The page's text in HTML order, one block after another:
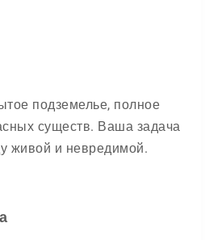
подземелье, полное
существ. Ваша задача
живой и невредимой.